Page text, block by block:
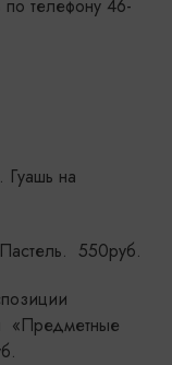
по телефону 46-
на
550руб.
«Предметные